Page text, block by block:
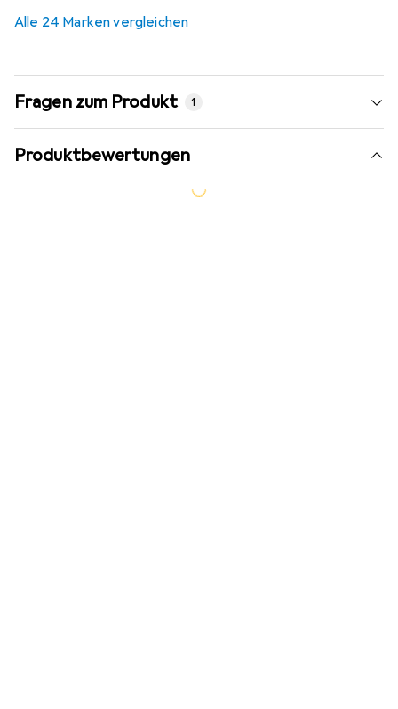
Alle 24 Marken vergleichen
Fragen zum Produkt 1
Produktbewertungen